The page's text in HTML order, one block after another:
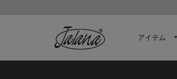
アイテム